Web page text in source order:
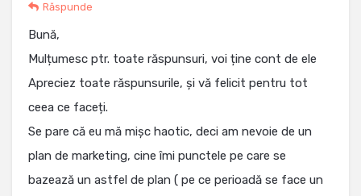
Răspunde
Bună,
Mulțumesc ptr. toate răspunsuri, voi ține cont de ele
Apreciez toate răspunsurile, și vă felicit pentru tot
ceea ce faceți.
Se pare că eu mă mișc haotic, deci am nevoie de un
plan de marketing, cine îmi punctele pe care se
bazează un astfel de plan ( pe ce perioadă se face un